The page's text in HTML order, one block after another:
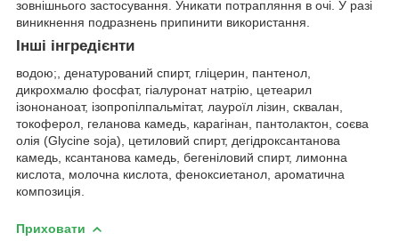
зовнішнього застосування. Уникати потрапляння в очі. У разі
виникнення подразнень припинити використання.
Інші інгредієнти
водою;, денатурований спирт, гліцерин, пантенол,
дикрохмалю фосфат, гіалуронат натрію, цетеарил
ізононаноат, ізопропілпальмітат, лауроїл лізин, сквалан,
токоферол, геланова камедь, карагінан, пантолактон, соєва
олія (Glycine soja), цетиловий спирт, дегідроксантанова
камедь, ксантанова камедь, бегеніловий спирт, лимонна
кислота, молочна кислота, феноксиетанол, ароматична
композиція.
Приховати